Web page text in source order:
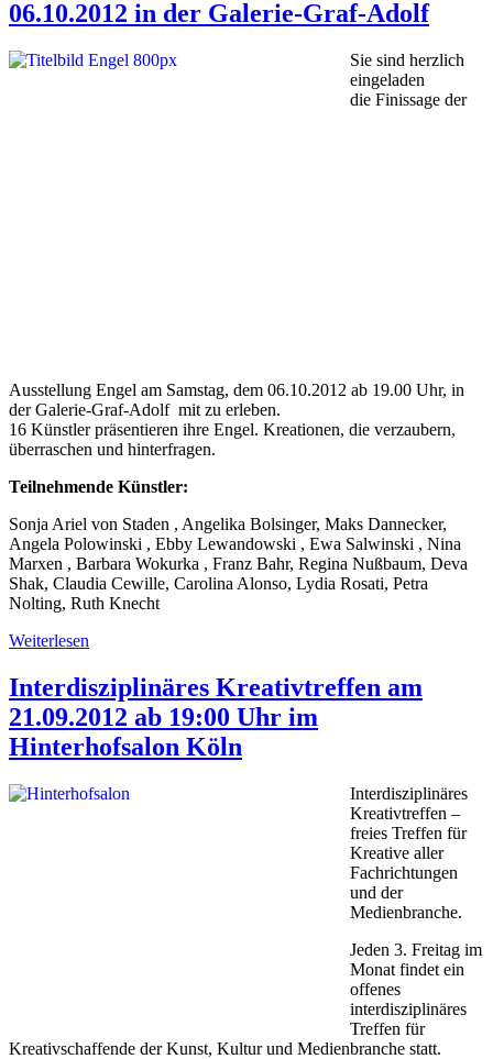
06.10.2012 in der Galerie-Graf-Adolf
Sie sind herzlich
eingeladen
die Finissage der
Ausstellung Engel am Samstag, dem 06.10.2012 ab 19.00 Uhr, in
der Galerie-Graf-Adolf mit zu erleben.
16 Künstler präsentieren ihre Engel. Kreationen, die verzaubern,
überraschen und hinterfragen.
Teilnehmende Künstler:
Sonja Ariel von Staden , Angelika Bolsinger, Maks Dannecker,
Angela Polowinski , Ebby Lewandowski , Ewa Salwinski , Nina
Marxen , Barbara Wokurka , Franz Bahr, Regina Nußbaum, Deva
Shak, Claudia Cewille, Carolina Alonso, Lydia Rosati, Petra
Nolting, Ruth Knecht
Weiterlesen
Interdisziplinäres Kreativtreffen am
21.09.2012 ab 19:00 Uhr im
Hinterhofsalon Köln
Interdisziplinäres
Kreativtreffen –
freies Treffen für
Kreative aller
Fachrichtungen
und der
Medienbranche.
Jeden 3. Freitag im
Monat findet ein
offenes
interdisziplinäres
Treffen für
Kreativschaffende der Kunst, Kultur und Medienbranche statt.